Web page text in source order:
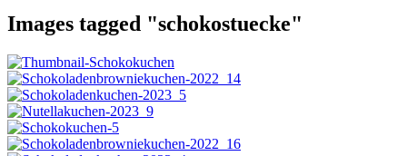
Images tagged "schokostuecke"